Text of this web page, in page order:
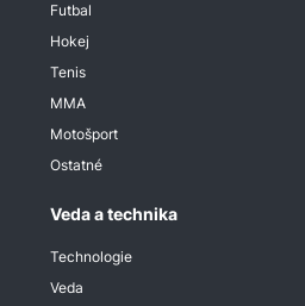
Futbal
Hokej
Tenis
MMA
Motošport
Ostatné
Veda a technika
Technologie
Veda